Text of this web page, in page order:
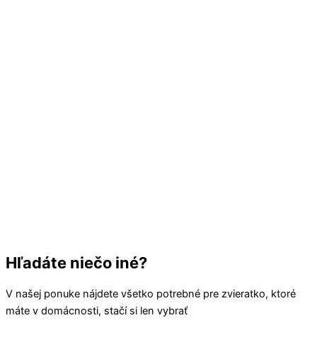
Hľadáte niečo iné?
V našej ponuke nájdete všetko potrebné pre zvieratko, ktoré
máte v domácnosti, stačí si len vybrať